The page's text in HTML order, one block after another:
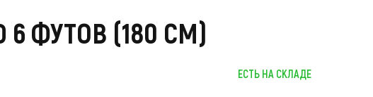
6 ФУТОВ (180 СМ)
ЕСТЬ НА СКЛАДЕ